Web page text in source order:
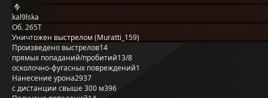
kal9lska
Об. 265Т
Уничтожен выстрелом (Muratti_159)
Произведено выстрелов14
прямых попаданий/пробитий13/8
осколочно-фугасных повреждений1
Нанесение урона2937
с дистанции свыше 300 м396